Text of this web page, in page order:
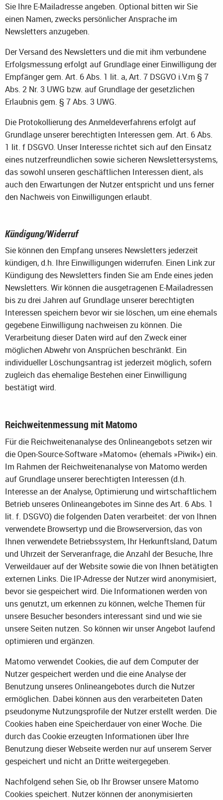
Sie Ihre E-Mailadresse angeben. Optional bitten wir Sie
einen Namen, zwecks persönlicher Ansprache im
Newsletters anzugeben.
Der Versand des Newsletters und die mit ihm verbundene
Erfolgsmessung erfolgt auf Grundlage einer Einwilligung der
Empfänger gem. Art. 6 Abs. 1 lit. a, Art. 7 DSGVO i.V.m § 7
Abs. 2 Nr. 3 UWG bzw. auf Grundlage der gesetzlichen
Erlaubnis gem. § 7 Abs. 3 UWG.
Die Protokollierung des Anmeldeverfahrens erfolgt auf
Grundlage unserer berechtigten Interessen gem. Art. 6 Abs.
1 lit. f DSGVO. Unser Interesse richtet sich auf den Einsatz
eines nutzerfreundlichen sowie sicheren Newslettersystems,
das sowohl unseren geschäftlichen Interessen dient, als
auch den Erwartungen der Nutzer entspricht und uns ferner
den Nachweis von Einwilligungen erlaubt.
Kündigung/Widerruf
Sie können den Empfang unseres Newsletters jederzeit
kündigen, d.h. Ihre Einwilligungen widerrufen. Einen Link zur
Kündigung des Newsletters finden Sie am Ende eines jeden
Newsletters. Wir können die ausgetragenen E-Mailadressen
bis zu drei Jahren auf Grundlage unserer berechtigten
Interessen speichern bevor wir sie löschen, um eine ehemals
gegebene Einwilligung nachweisen zu können. Die
Verarbeitung dieser Daten wird auf den Zweck einer
möglichen Abwehr von Ansprüchen beschränkt. Ein
individueller Löschungsantrag ist jederzeit möglich, sofern
zugleich das ehemalige Bestehen einer Einwilligung
bestätigt wird.
Reichweitenmessung mit Matomo
Für die Reichweitenanalyse des Onlineangebots setzen wir
die Open-Source-Software »Matomo« (ehemals »Piwik«) ein.
Im Rahmen der Reichweitenanalyse von Matomo werden
auf Grundlage unserer berechtigten Interessen (d.h.
Interesse an der Analyse, Optimierung und wirtschaftlichem
Betrieb unseres Onlineangebotes im Sinne des Art. 6 Abs. 1
lit. f. DSGVO) die folgenden Daten verarbeitet: der von Ihnen
verwendete Browsertyp und die Browserversion, das von
Ihnen verwendete Betriebssystem, Ihr Herkunftsland, Datum
und Uhrzeit der Serveranfrage, die Anzahl der Besuche, Ihre
Verweildauer auf der Website sowie die von Ihnen betätigten
externen Links. Die IP-Adresse der Nutzer wird anonymisiert,
bevor sie gespeichert wird. Die Informationen werden von
uns genutzt, um erkennen zu können, welche Themen für
unsere Besucher besonders interessant sind und wie sie
unsere Seiten nutzen. So können wir unser Angebot laufend
optimieren und ergänzen.
Matomo verwendet Cookies, die auf dem Computer der
Nutzer gespeichert werden und die eine Analyse der
Benutzung unseres Onlineangebotes durch die Nutzer
ermöglichen. Dabei können aus den verarbeiteten Daten
pseudonyme Nutzungsprofile der Nutzer erstellt werden. Die
Cookies haben eine Speicherdauer von einer Woche. Die
durch das Cookie erzeugten Informationen über Ihre
Benutzung dieser Webseite werden nur auf unserem Server
gespeichert und nicht an Dritte weitergegeben.
Nachfolgend sehen Sie, ob Ihr Browser unsere Matomo
Cookies speichert. Nutzer können der anonymisierten